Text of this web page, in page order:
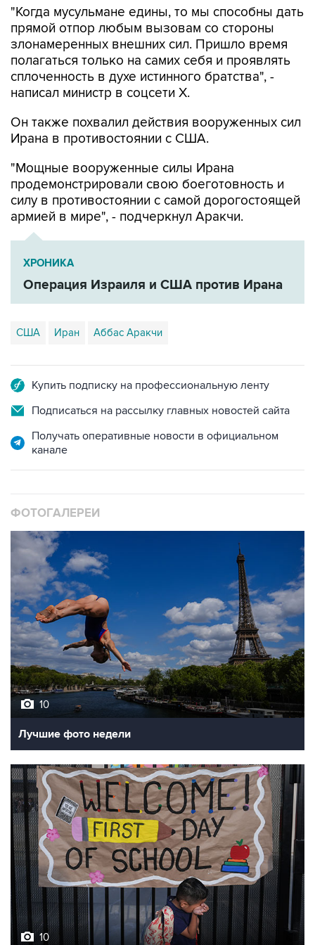
злонамеренных внешних сил. Пришло время
полагаться только на самих себя и проявлять
сплоченность в духе истинного братства", -
написал министр в соцсети Х.
Он также похвалил действия вооруженных сил
"Мощные вооруженные силы Ирана
силу в противостоянии с самой дорогостоящей
армией в мире", - подчеркнул Аракчи.
ХРОНИКА
Операция Израиля и США против Ирана
США Иран Аббас Аракчи
Подписаться на рассылку главных новостей сайта
Получать оперативные новости в официальном
10
Лучшие фото недели
10
Фотохроника 7 августа